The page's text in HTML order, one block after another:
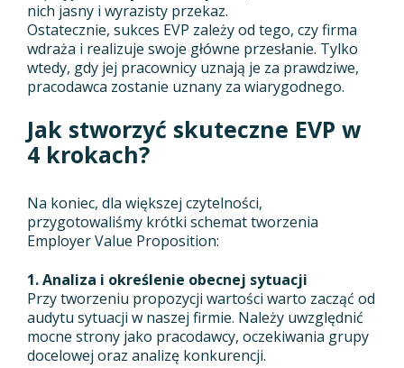
nich jasny i wyrazisty przekaz.
Ostatecznie, sukces EVP zależy od tego, czy firma
wdraża i realizuje swoje główne przesłanie. Tylko
wtedy, gdy jej pracownicy uznają je za prawdziwe,
pracodawca zostanie uznany za wiarygodnego.
Jak stworzyć skuteczne EVP w
4 krokach?
Na koniec, dla większej czytelności,
przygotowaliśmy krótki schemat tworzenia
Employer Value Proposition:
1. Analiza i określenie obecnej sytuacji
Przy tworzeniu propozycji wartości warto zacząć od
audytu sytuacji w naszej firmie. Należy uwzględnić
mocne strony jako pracodawcy, oczekiwania grupy
docelowej oraz analizę konkurencji.